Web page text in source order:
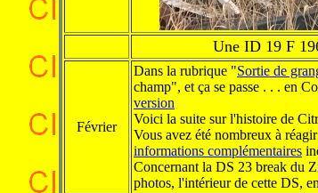
Une ID 19 F
Février
Dans la rubrique "Sortie de
champ", et ça se passe . . . en
version
Voici la suite sur l'histoire de
Vous avez été nombreux à
informations complémentaires
Concernant la DS 23 break du
photos, l'intérieur de cette DS, en